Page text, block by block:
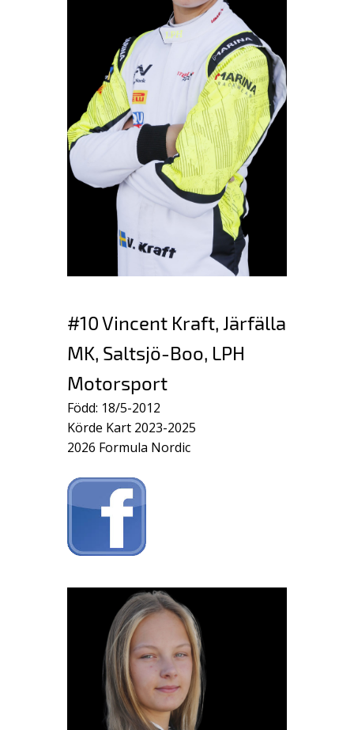
#10 Vincent Kraft, Järfälla
MK, Saltsjö-Boo, LPH
Motorsport
Född: 18/5-2012
Körde Kart 2023-2025
2026 Formula Nordic